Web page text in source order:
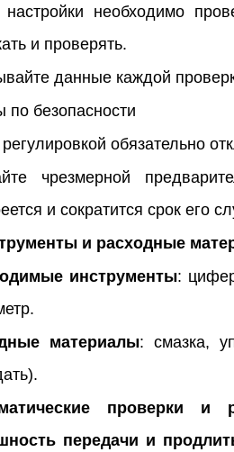
необходимо
и проверять.
данные каждой
по безопасности
обязательно
чрезмерной
и сократится срок его
и расходные
инструменты:
материалы: смазка,
проверки и
передачи и